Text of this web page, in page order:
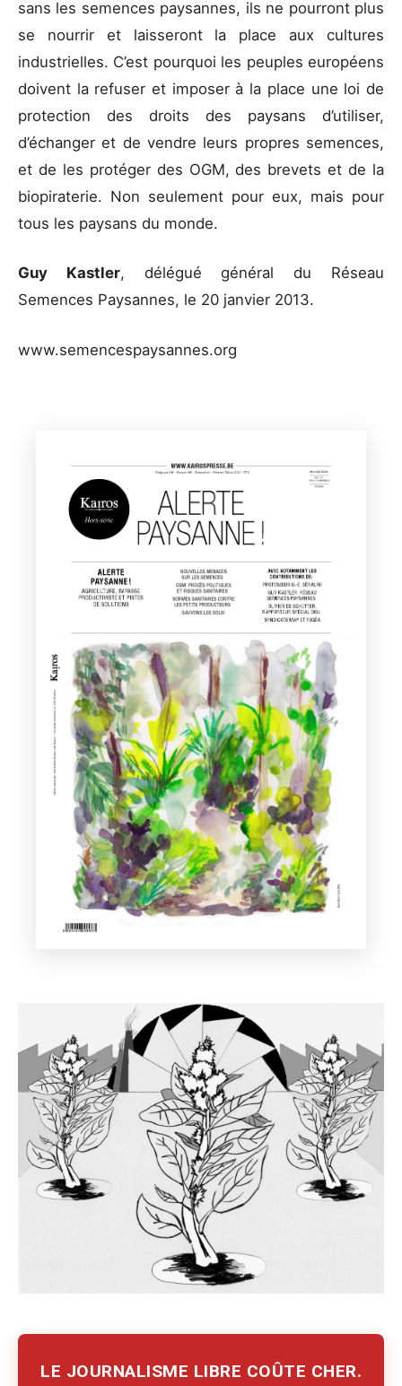
sans les semences paysannes, ils ne pourront plus
se nourrir et laisseront la place aux cultures
industrielles. C’est pourquoi les peuples européens
doivent la refuser et imposer à la place une loi de
protection des droits des paysans d’utiliser,
d’échanger et de vendre leurs propres semences,
et de les protéger des OGM, des brevets et de la
biopiraterie. Non seulement pour eux, mais pour
tous les paysans du monde.
Guy Kastler, délégué général du Réseau
Semences Paysannes, le 20 janvier 2013.
www.semencespaysannes.org
LE JOURNALISME LIBRE COÛTE CHER.